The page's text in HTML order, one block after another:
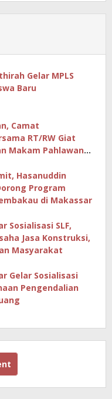
Gelar MPLS
Baru
Camat
RT/RW Giat
Makam Pahlawan
Hasanuddin
Program
di Makassar
Sosialisasi SLF,
Jasa Konstruksi,
Masyarakat
Gelar Sosialisasi
Pengendalian